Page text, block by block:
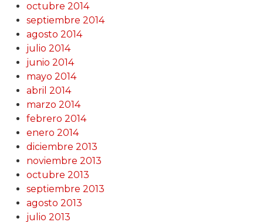
octubre 2014
septiembre 2014
agosto 2014
julio 2014
junio 2014
mayo 2014
abril 2014
marzo 2014
febrero 2014
enero 2014
diciembre 2013
noviembre 2013
octubre 2013
septiembre 2013
agosto 2013
julio 2013